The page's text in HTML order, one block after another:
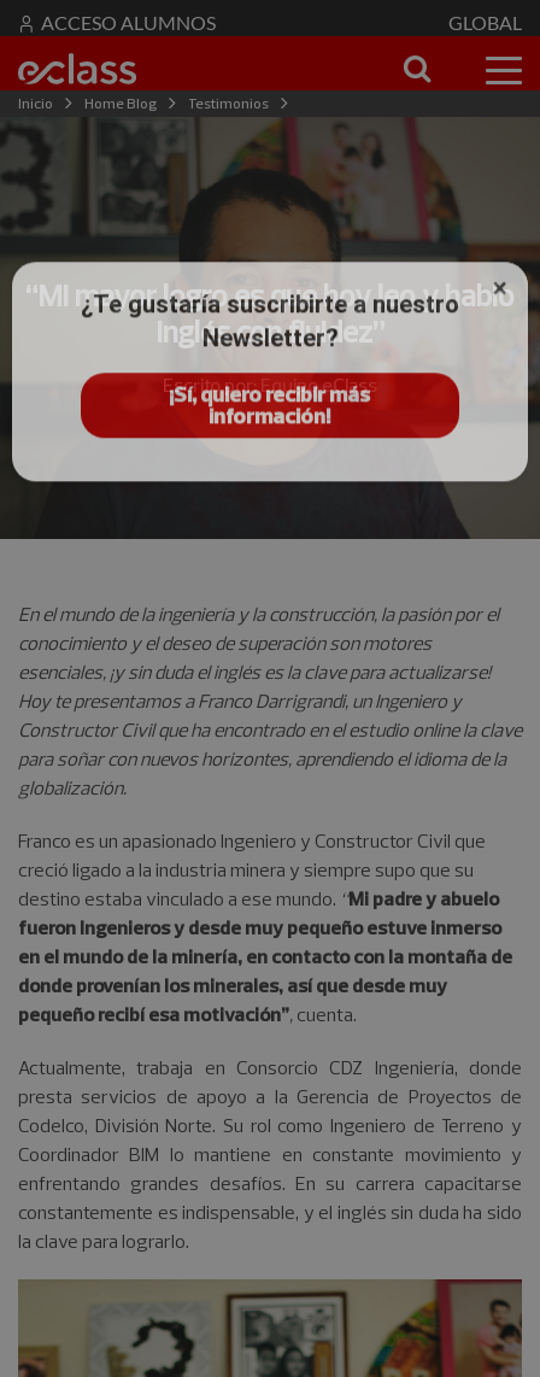
ACCESO ALUMNOS GLOBAL
Inicio Home Blog
Testimonios
“Mi mayor logro es que hoy leo y hablo inglés con fluidez”
“Mi mayor logro es que hoy leo y hablo
inglés con fluidez”
Escrito por: Equipo eClass
En el mundo de la ingeniería y la construcción, la pasión por el
conocimiento y el deseo de superación son motores
esenciales, ¡y sin duda el inglés es la clave para actualizarse!
Hoy te presentamos a Franco Darrigrandi, un Ingeniero y
Constructor Civil que ha encontrado en el estudio online la clave
para soñar con nuevos horizontes, aprendiendo el idioma de la
globalización.
Franco es un apasionado Ingeniero y Constructor Civil que
creció ligado a la industria minera y siempre supo que su
destino estaba vinculado a ese mundo. “Mi padre y abuelo
fueron Ingenieros y desde muy pequeño estuve inmerso
en el mundo de la minería, en contacto con la montaña de
donde provenían los minerales, así que desde muy
pequeño recibí esa motivación”, cuenta.
Actualmente, trabaja en Consorcio CDZ Ingeniería, donde
presta servicios de apoyo a la Gerencia de Proyectos de
Codelco, División Norte. Su rol como Ingeniero de Terreno y
Coordinador BIM lo mantiene en constante movimiento y
enfrentando grandes desafíos. En su carrera capacitarse
constantemente es indispensable, y el inglés sin duda ha sido
la clave para lograrlo.
¿Te gustaría suscribirte a nuestro
Newsletter?
¡Sí, quiero recibir más
información!